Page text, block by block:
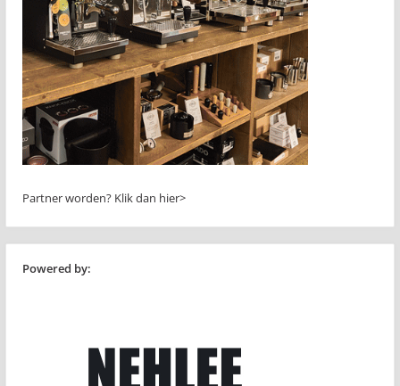
Partner worden? Klik dan hier>
Powered by: